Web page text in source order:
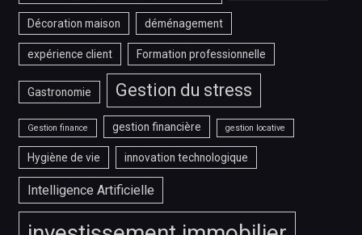
Décoration maison déménagement
expérience client Formation professionnelle
Gastronomie Gestion du stress
Gestion finance gestion financière gestion locative
Hygiène de vie innovation technologique
Intelligence Artificielle